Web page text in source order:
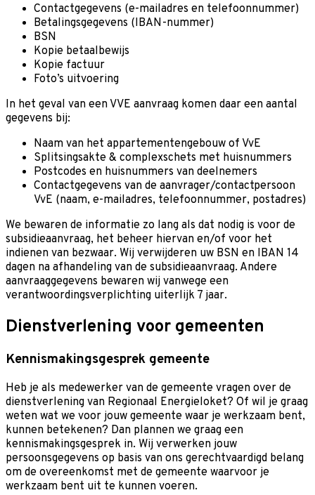
Contactgegevens (e-mailadres en telefoonnummer)
Betalingsgegevens (IBAN-nummer)
BSN
Kopie betaalbewijs
Kopie factuur
Foto’s uitvoering
In het geval van een VVE aanvraag komen daar een aantal
gegevens bij:
Naam van het appartementengebouw of VvE
Splitsingsakte & complexschets met huisnummers
Postcodes en huisnummers van deelnemers
Contactgegevens van de aanvrager/contactpersoon
VvE (naam, e-mailadres, telefoonnummer, postadres)
We bewaren de informatie zo lang als dat nodig is voor de
subsidieaanvraag, het beheer hiervan en/of voor het
indienen van bezwaar. Wij verwijderen uw BSN en IBAN 14
dagen na afhandeling van de subsidieaanvraag. Andere
aanvraaggegevens bewaren wij vanwege een
verantwoordingsverplichting uiterlijk 7 jaar.
Dienstverlening voor gemeenten
Kennismakingsgesprek gemeente
Heb je als medewerker van de gemeente vragen over de
dienstverlening van Regionaal Energieloket? Of wil je graag
weten wat we voor jouw gemeente waar je werkzaam bent,
kunnen betekenen? Dan plannen we graag een
kennismakingsgesprek in. Wij verwerken jouw
persoonsgegevens op basis van ons gerechtvaardigd belang
om de overeenkomst met de gemeente waarvoor je
werkzaam bent uit te kunnen voeren.